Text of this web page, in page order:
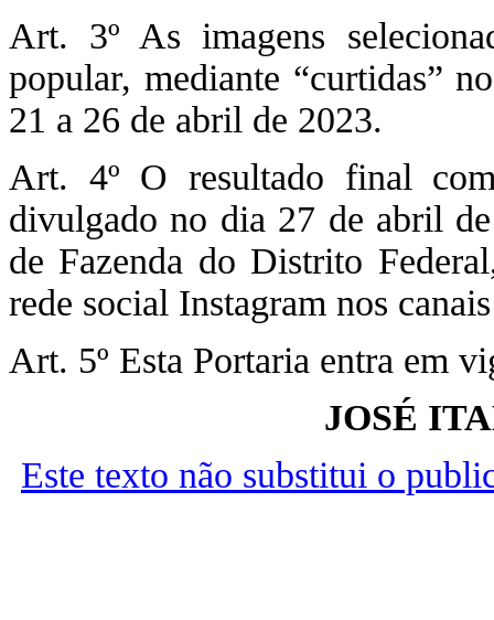
Art. 3º As imagens
popular, mediante “curtidas”
21 a 26 de abril de 2023.
Art. 4º O resultado final
divulgado no dia 27 de abril
de Fazenda do Distrito
rede social Instagram nos
Art. 5º Esta Portaria entra em
JOSÉ
Este texto não substitui o